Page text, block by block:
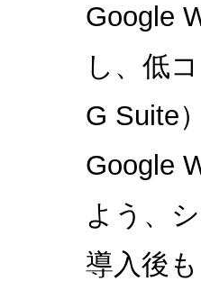
Google
し、低
G Suite
Google
よう、
導入後